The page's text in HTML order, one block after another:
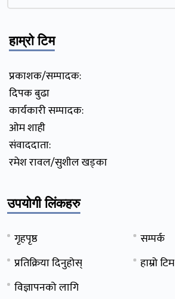
हाम्रो टिम
प्रकाशक/सम्पादक:
दिपक बुढा
कार्यकारी सम्पादक:
ओम शाही
संवाददाता:
रमेश रावल/सुशील खड्का
उपयोगी लिंकहरु
गृहपृष्ठ
सम्पर्क
प्रतिक्रिया दिनुहोस्
हाम्रो टिम
विज्ञापनको लागि